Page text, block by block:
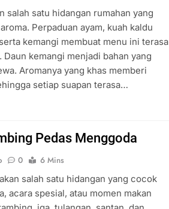
salah satu hidangan rumahan yang
Perpaduan ayam, kuah kaldu
kemangi membuat menu ini terasa
kemangi menjadi bahan yang
Aromanya yang khas memberi
setiap suapan terasa…
Pedas Menggoda
0
6 Mins
salah satu hidangan yang cocok
acara spesial, atau momen makan